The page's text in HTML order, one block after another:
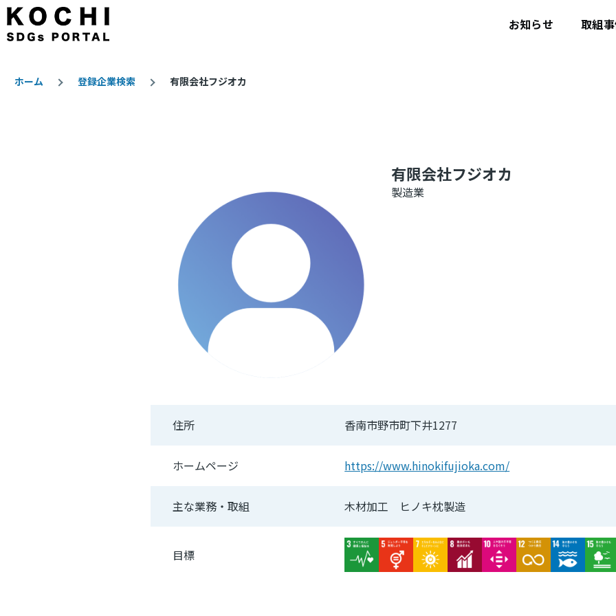
メインコンテンツに移動
お知らせ 取組
ホーム 登録企業検索 有限会社フジオカ
有限会社フジオカ
製造業
住所 香南市野市町下井1277
ホームページ https://www.hinokifujioka.com/
主な業務・取組 木材加工 ヒノキ枕製造
目標 Image Image Image Image Image Image Image Image